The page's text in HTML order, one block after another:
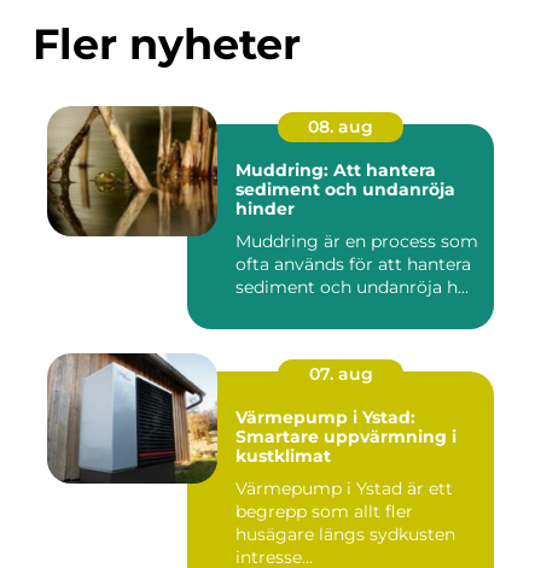
Fler nyheter
08. aug
Muddring: Att hantera
sediment och undanröja
hinder
Muddring är en process som
ofta används för att hantera
sediment och undanröja h...
07. aug
Värmepump i Ystad:
Smartare uppvärmning i
kustklimat
Värmepump i Ystad är ett
begrepp som allt fler
husägare längs sydkusten
intresse...